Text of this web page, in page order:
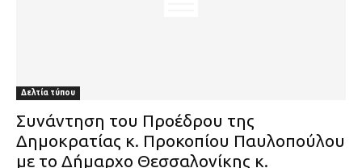
Δελτία τύπου
Συνάντηση του Προέδρου της
Δημοκρατίας κ. Προκοπίου Παυλοπούλου
με το Δήμαρχο Θεσσαλονίκης κ.